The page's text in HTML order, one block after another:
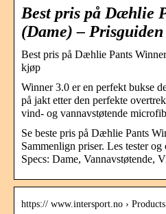
Best pris på Dæhlie
(Dame) – Prisguiden
Best pris på Dæhlie Pants
kjøp
Winner 3.0 er en perfekt bukse
på jakt etter den perfekte
vind- og vannavstøtende
Se beste pris på Dæhlie Pants
Sammenlign priser. Les tester
Specs: Dame, Vannavstøtende,
https:// www.intersport.no ›